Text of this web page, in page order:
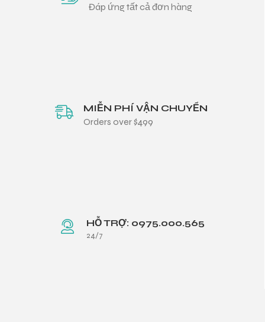
Đáp ứng tất cả đơn hàng
MIỄN PHÍ VẬN CHUYỂN
Orders over $499
HỖ TRỢ: 0975.000.565
24/7